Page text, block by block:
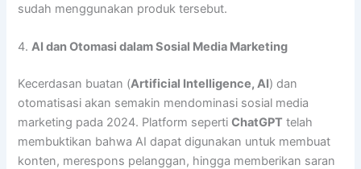
sudah menggunakan produk tersebut.
4.AI dan Otomasi dalam Sosial Media Marketing
Kecerdasan buatan (Artificial Intelligence, AI) dan
otomatisasi akan semakin mendominasi sosial media
marketing pada 2024. Platform sepertiChatGPT telah
membuktikan bahwa AI dapat digunakan untuk membuat
konten, merespons pelanggan, hingga memberikan saran